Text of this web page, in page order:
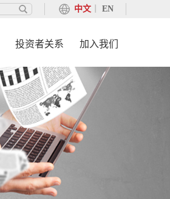
中文 EN
投资者关系 加入我们